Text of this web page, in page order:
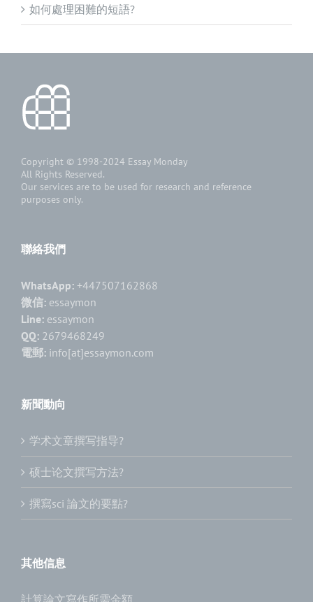
如何處理困難的短語?
Copyright © 1998-2024 Essay Monday
All Rights Reserved.
Our services are to be used for research and reference
purposes only.
聯絡我們
WhatsApp: +447507162868
微信: essaymon
Line: essaymon
QQ: 2679468249
電郵: info[at]essaymon.com
新聞動向
学术文章撰写指导?
硕士论文撰写方法?
撰寫sci 論文的要點?
其他信息
計算論文寫作所需金額